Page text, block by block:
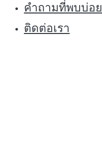
คำถามที่พบบ่อย
ติดต่อเรา